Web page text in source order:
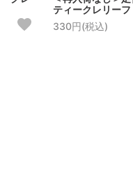
ティークレリーフ
330円(税込)